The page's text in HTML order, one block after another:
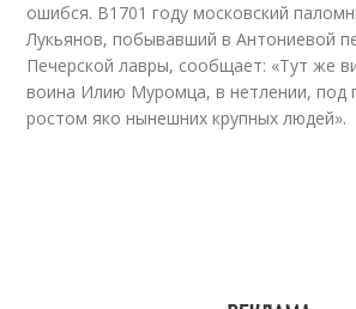
ошибся. В1701 году московский
Лукьянов, побывавший в Антониевой
Печерской лавры, сообщает: «Тут же
воина Илию Муромца, в нетлении, под
ростом яко нынешних крупных людей».